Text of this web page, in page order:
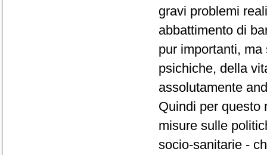
gravi problemi
abbattimento di
pur importanti,
psichiche, della
assolutamente
Quindi per questo
misure sulle
socio-sanitarie -